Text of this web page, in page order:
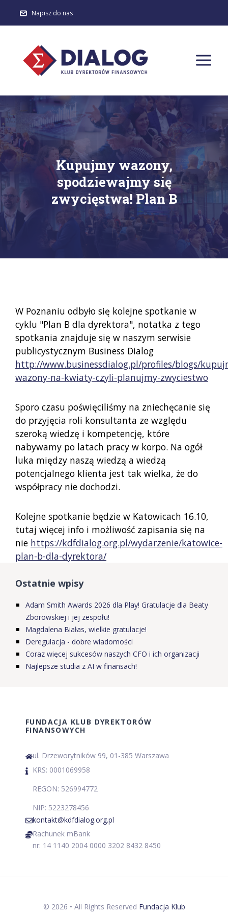
Napisz do nas
Kupujmy wazony,
spodziewajmy się
zwycięstwa! Plan B
W Poznaniu odbyło się kolejne spotkanie w
cyklu "Plan B dla dyrektora", notatka z tego
spotkania znajduje się w naszym serwisie
publicystycznym Business Dialog
http://www.businessdialog.pl/profiles/blogs/
wazony-na-kwiaty-czyli-planujmy-zwyciestwo
Sporo czasu poświęciliśmy na zniechęcanie się
do przyjęcia roli konsultanta ze względu
szeroką wiedzę i kompetencję, które
nabywamy po latach pracy w korpo. Na ogół
luka między naszą wiedzą a wiedzą
potencjalnego klienta jest tak wielka, że do
współpracy nie dochodzi.
Kolejne spotkanie będzie w Katowicach 16.10,
tutaj więcej info i możliwość zapisania się na
nie https://kdfdialog.org.pl/wydarzenie/katowice-
plan-b-dla-dyrektora/
Ostatnie wpisy
Adam Smith Awards 2026 dla Play! Gratulacje dla Beaty
Zborowskiej i jej zespołu!
Magdalena Białas, wielkie gratulacje!
Deregulacja - dobre wiadomości
Coraz więcej sukcesów naszych CFO i ich organizacji
Najlepsze studia z AI w finansach!
FUNDACJA KLUB DYREKTORÓW
FINANSOWYCH
ul. Drzeworytników 99, 01-385 Warszawa
KRS: 0001069958
REGON: 526994772
NIP: 5223278456
kontakt@kdfdialog.org.pl
Rachunek mBank
nr: 14 1140 2004 0000 3202 8432 8450
© 2026 • All Rights Reserved Fundacja Klub